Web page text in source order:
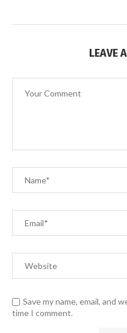
LEAVE
Save my name, email, and
time I comment.